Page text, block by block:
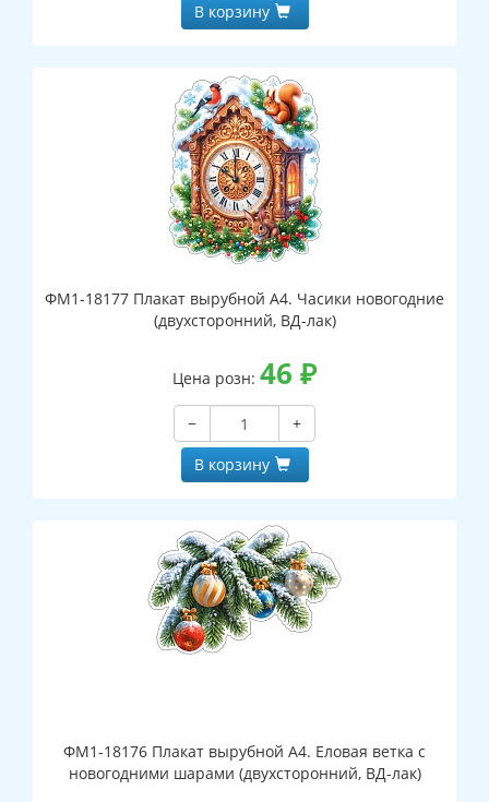
В корзину
ФМ1-18177 Плакат вырубной А4. Часики новогодние
(двухсторонний, ВД-лак)
Цена розн: 46 ₽
−
+
В корзину
ФМ1-18176 Плакат вырубной А4. Еловая ветка с
новогодними шарами (двухсторонний, ВД-лак)